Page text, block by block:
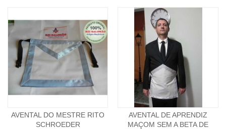
AVENTAL DO MESTRE RITO
SCHROEDER
AVENTAL DE APRENDIZ
MAÇOM SEM A BETA DE